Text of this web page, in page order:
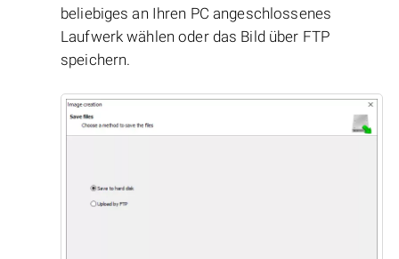
beliebiges an Ihren PC angeschlossenes
Laufwerk wählen oder das Bild über FTP
speichern.